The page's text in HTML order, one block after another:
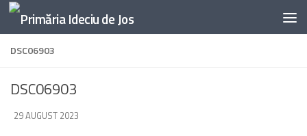
Skip to content
DSC06903
DSC06903
DE·
29 AUGUST 2023